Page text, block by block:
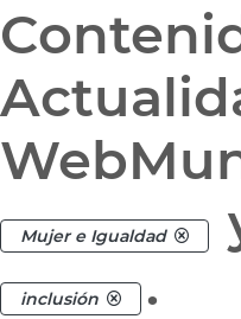
Mujer e Igualdad
inclusión .